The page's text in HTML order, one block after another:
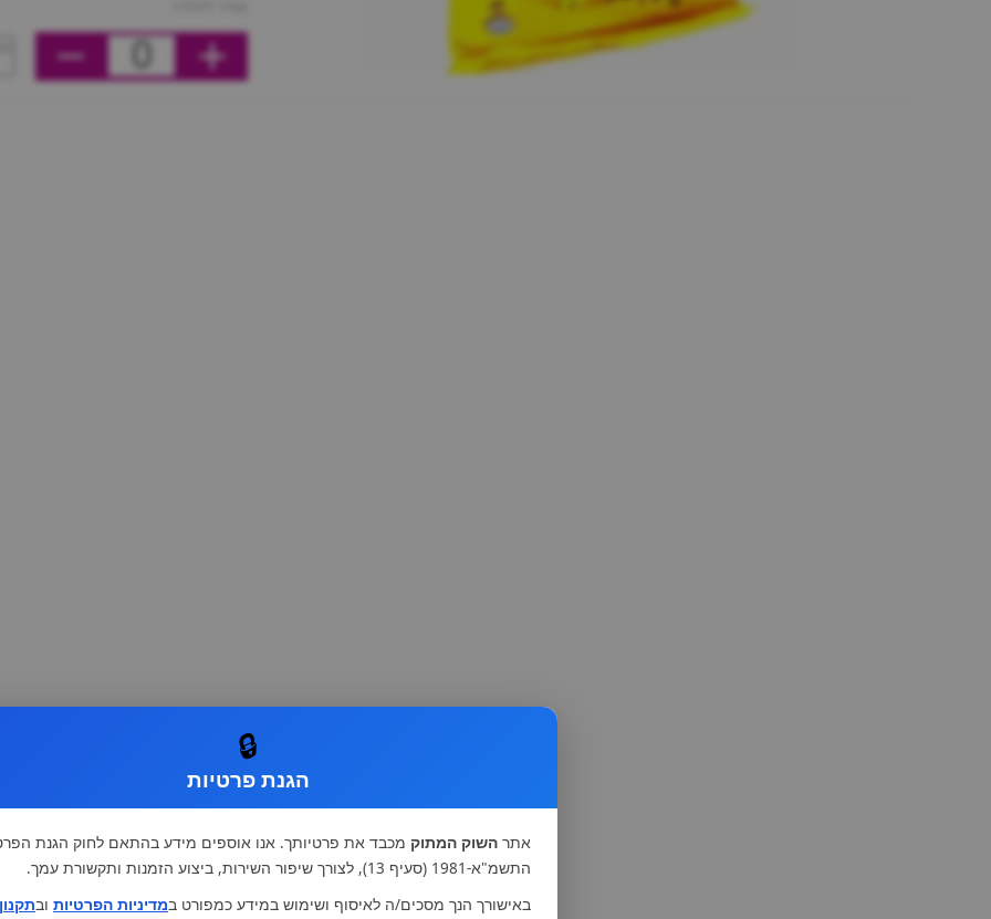
0
🔒
הגנת פרטיות
אתר השוק המתוק מכבד את פרטיותך. אנו אוספים מידע בהתאם לחוק הגנת
התשמ"א-1981 (סעיף 13), לצורך שיפור השירות, ביצוע הזמנות ותקשורת עמך.
באישורך הנך מסכים/ה לאיסוף ושימוש במידע כמפורט במדיניות הפרטיות ובתקנון